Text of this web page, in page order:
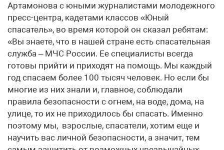
Артамонова с юными журналистами молодежного
пресс-центра, кадетами классов «Юный
спасатель», во время которой он сказал ребятам:
«Вы знаете, что в нашей стране есть спасательная
служба – МЧС России. Ее специалисты всегда
готовы прийти и приходят на помощь. Мы каждый
год спасаем более 100 тысяч человек. Но если бы
многие из них знали и, главное, соблюдали
правила безопасности с огнем, на воде, дома, на
улице, то их не приходилось бы спасать. Именно
поэтому мы, взрослые, спасатели, хотим еще и
научить вас личной безопасности, а значит, тем